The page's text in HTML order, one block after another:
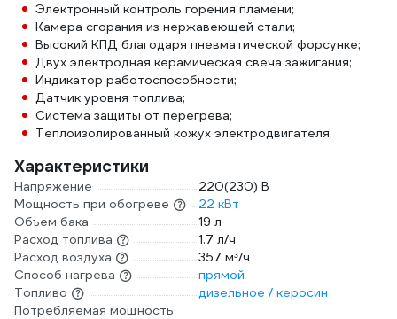
Электронный контроль горения пламени;
Камера сгорания из нержавеющей стали;
Высокий КПД благодаря пневматической форсунке;
Двух электродная керамическая свеча зажигания;
Индикатор работоспособности;
Датчик уровня топлива;
Система защиты от перегрева;
Теплоизолированный кожух электродвигателя.
Характеристики
Напряжение
220(230) В
Мощность при обогреве
22 кВт
Объем бака
19 л
Расход топлива
1.7 л/ч
Расход воздуха
357 м³/ч
Способ нагрева
прямой
Топливо
дизельное / керосин
Потребляемая мощность